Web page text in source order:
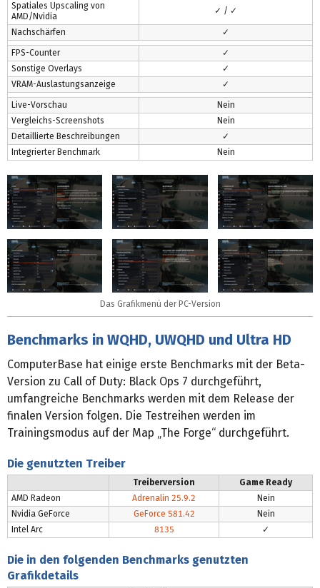
Spatiales Upscaling von
AMD/Nvidia
✓ / ✓
Nachschärfen ✓
FPS-Counter
✓
Sonstige Overlays
✓
VRAM-Auslastungsanzeige
✓
Live-Vorschau
Nein
Vergleichs-Screenshots
Nein
Detaillierte Beschreibungen
✓
Integrierter Benchmark
Nein
Das Grafikmenü der PC-Version
Benchmarks in WQHD, UWQHD und Ultra HD
ComputerBase hat einige erste Benchmarks mit der Beta-
Version zu Call of Duty: Black Ops 7 durchgeführt,
umfangreiche Benchmarks werden mit dem Release der
finalen Version folgen. Die Testreihen werden im
Trainingsmodus auf der Map „The Forge“ durchgeführt.
Die genutzten Treiber
Treiberversion
Game Ready
AMD Radeon
Adrenalin 25.9.2
Nein
Nvidia GeForce
GeForce 581.42
Nein
Intel Arc
8135 ✓
Die in den folgenden Benchmarks genutzten
Grafikdetails